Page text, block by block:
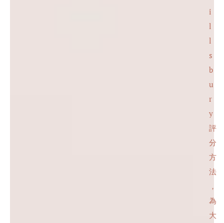
i
l
l
s
b
u
r
y
評
分
方
法
，
為
大